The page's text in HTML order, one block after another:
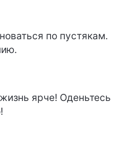
по пустякам.
ярче! Оденьтесь